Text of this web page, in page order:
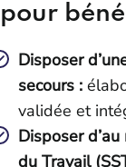
pour
Disposer
secours :
validée et
Disposer
du Travail